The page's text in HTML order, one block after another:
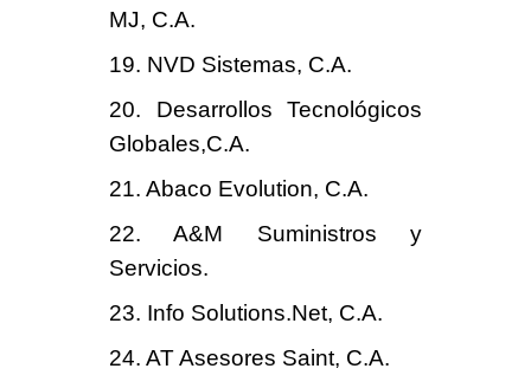
MJ, C.A.
19. NVD Sistemas, C.A.
20. Desarrollos Tecnológicos
Globales,C.A.
21. Abaco Evolution, C.A.
22. A&M Suministros y
Servicios.
23. Info Solutions.Net, C.A.
24. AT Asesores Saint, C.A.